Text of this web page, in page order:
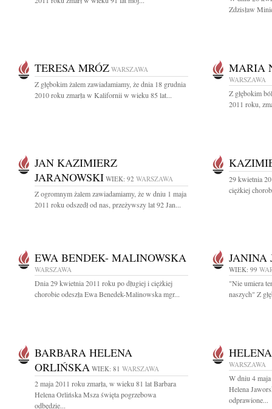
Zdzisław
TERESA MRÓZ WARSZAWA
Z głębokim żalem zawiadamiamy, że dnia 18 grudnia
2010 roku zmarła w Kalifornii w wieku 85 lat...
MARIA
WARSZAWA
Z głębokim
2011 roku,
JAN KAZIMIERZ
JARANOWSKI WIEK: 92 WARSZAWA
Z ogromnym żalem zawiadamiamy, że w dniu 1 maja
2011 roku odszedł od nas, przeżywszy lat 92 Jan...
29 kwietnia
ciężkiej
EWA BENDEK- MALINOWSKA
WARSZAWA
Dnia 29 kwietnia 2011 roku po długiej i ciężkiej
chorobie odeszła Ewa Benedek-Malinowska mgr...
JANINA
WIEK: 99
"Nie umiera
naszych" Z
BARBARA HELENA
ORLIŃSKA WIEK: 81 WARSZAWA
2 maja 2011 roku zmarła, w wieku 81 lat Barbara
Helena Orlińska Msza święta pogrzebowa
odbędzie...
WARSZAWA
W dniu 4
Helena
odprawione...